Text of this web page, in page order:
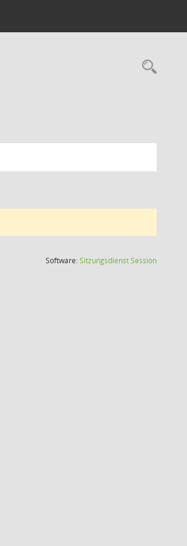
Software:SitzungsdienstSession(Wird in